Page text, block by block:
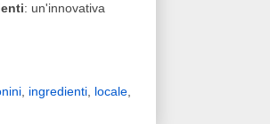
: un'innovativa
, ingredienti, locale,